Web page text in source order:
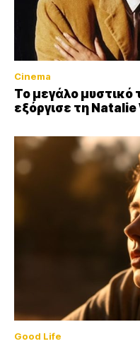
Cinema
Το μεγάλο μυστικό
εξόργισε τη Natalie
Good Life